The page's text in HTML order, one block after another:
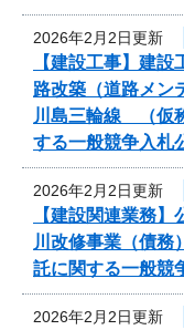
2026年2月2日更新
【建設工事】建
路改築（道路メン
川島三輪線 （仮
する一般競争入札
2026年2月2日更新
【建設関連業務
川改修事業（債
託に関する一般競
2026年2月2日更新